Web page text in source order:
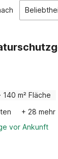
· 140 m² Fläche
+ 28 mehr
vor Ankunft